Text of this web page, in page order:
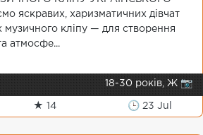
яскравих, харизматичних дівчат
музичного кліпу — для створення
атмосфе...
18-30 років, Ж 📷
★ 14 🕒 23 Jul